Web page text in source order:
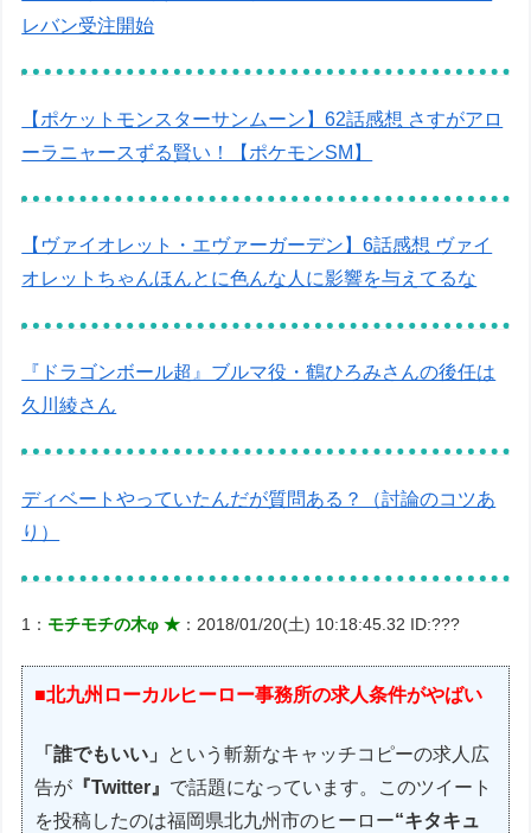
レバン受注開始
【ポケットモンスターサンムーン】62話感想 さすがアロ
ーラニャースずる賢い！【ポケモンSM】
【ヴァイオレット・エヴァーガーデン】6話感想 ヴァイ
オレットちゃんほんとに色んな人に影響を与えてるな
『ドラゴンボール超』ブルマ役・鶴ひろみさんの後任は
久川綾さん
ディベートやっていたんだが質問ある？（討論のコツあ
り）
1： モチモチの木φ ★ ：2018/01/20(土) 10:18:45.32 ID:???
■北九州ローカルヒーロー事務所の求人条件がやばい
「誰でもいい」
という斬新なキャッチコピーの求人広
告が 『Twitter』 で話題になっています。このツイート
を投稿したのは福岡県北九州市のヒーロー“キタキュ